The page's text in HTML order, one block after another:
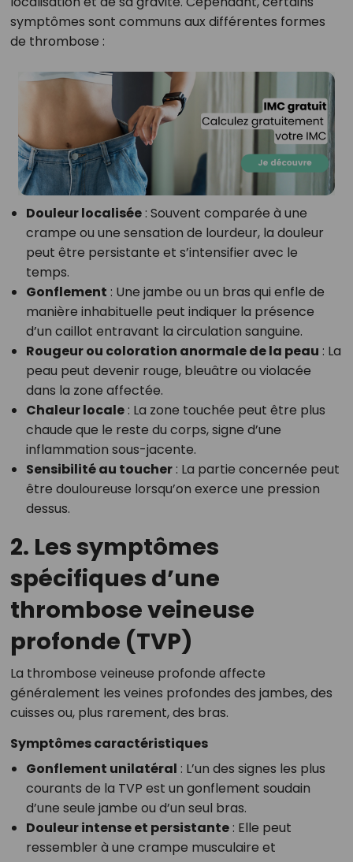
symptômes sont communs aux différentes formes
de thrombose :
Douleur localisée: Souvent comparée à une
crampe ou une sensation de lourdeur, la douleur
peut être persistante et s’intensifier avec le
temps.
Gonflement : Une jambe ou un bras qui enfle de
manière inhabituelle peut indiquer la présence
d’un caillot entravant la circulation sanguine.
Rougeur ou coloration anormale de la peau : La
peau peut devenir rouge, bleuâtre ou violacée
dans la zone affectée.
Chaleur locale: La zone touchée peut être plus
chaude que le reste du corps, signe d’une
inflammation sous-jacente.
Sensibilité au toucher: La partie concernée peut
être douloureuse lorsqu’on exerce une pression
dessus.
2. Les symptômes
spécifiques d’une
thrombose veineuse
profonde (TVP)
La thrombose veineuse profonde affecte
généralement les veines profondes des jambes, des
cuisses ou, plus rarement, des bras.
Symptômes caractéristiques
Gonflement unilatéral : L’un des signes les plus
courants de la TVP est un gonflement soudain
d’une seule jambe ou d’un seul bras.
Douleur intense et persistante: Elle peut
ressembler à une crampe musculaire et